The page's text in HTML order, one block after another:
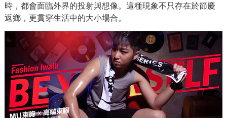
時，都會面臨外界的投射與想像。這種現象不只存在於節慶
返鄉，更貫穿生活中的大小場合。